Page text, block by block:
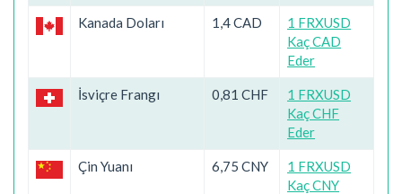
Kanada Doları 1,4 CAD
1 FRXUSD
Kaç CAD
Eder
İsviçre Frangı 0,81 CHF
1 FRXUSD
Kaç CHF
Eder
Çin Yuanı 6,75 CNY
1 FRXUSD
Kaç CNY